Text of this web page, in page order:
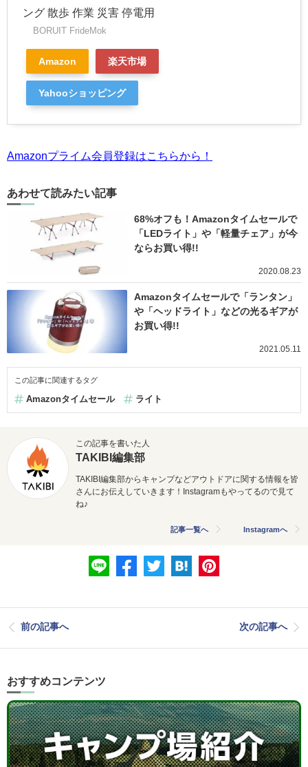
ング 散歩 作業 災害 停電用
BORUIT FrideMok
Amazon 楽天市場
Yahooショッピング
Amazonプライム会員登録はこちらから！
あわせて読みたい記事
68%オフも！Amazonタイムセールで
「LEDライト」や「軽量チェア」が今
ならお買い得!!
2020.08.23
Amazonタイムセールで「ランタン」
や「ヘッドライト」などの光るギアが
お買い得!!
2021.05.11
この記事に関連するタグ
Amazonタイムセール ライト
この記事を書いた人
TAKIBI編集部
TAKIBI編集部からキャンプなどアウトドアに関する情報を皆
さんにお伝えしていきます！Instagramもやってるので見て
ね♪
記事一覧へ Instagramへ
前の記事へ 次の記事へ
おすすめコンテンツ